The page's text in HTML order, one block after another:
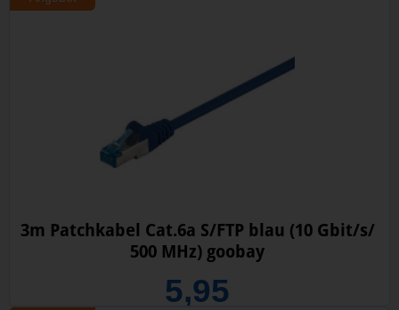
3m Patchkabel Cat.6a S/FTP blau (10 Gbit/s/
500 MHz) goobay
5,95